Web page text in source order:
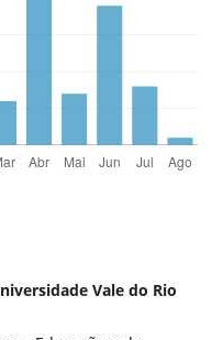
Vale do Rio